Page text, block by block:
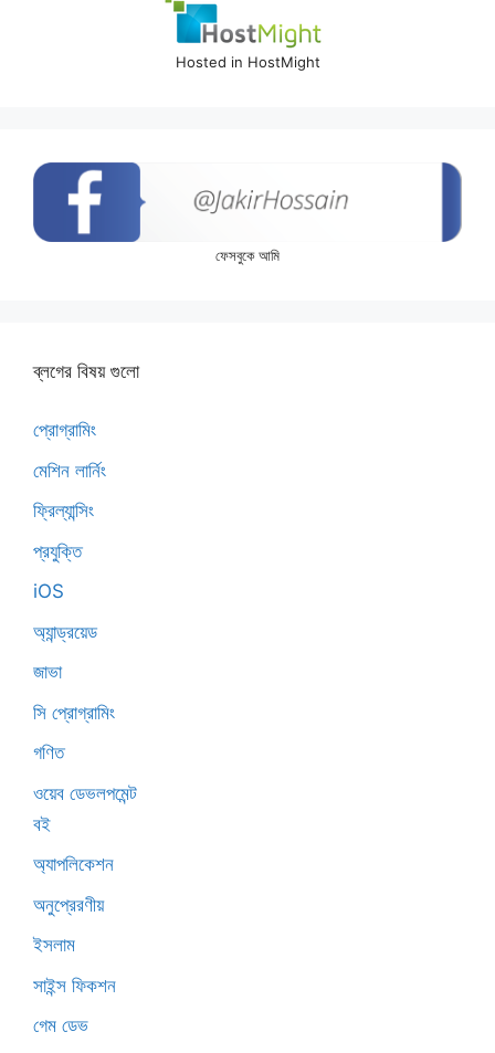
Hosted in HostMight
ফেসবুকে আমি
ব্লগের বিষয় গুলো
প্রোগ্রামিং
মেশিন লার্নিং
ফ্রিল্যান্সিং
প্রযুক্তি
iOS
অ্যান্ড্রয়েড
জাভা
সি প্রোগ্রামিং
গণিত
ওয়েব ডেভলপমেন্ট
বই
অ্যাপলিকেশন
অনুপ্রেরণীয়
ইসলাম
সাইন্স ফিকশন
গেম ডেভ